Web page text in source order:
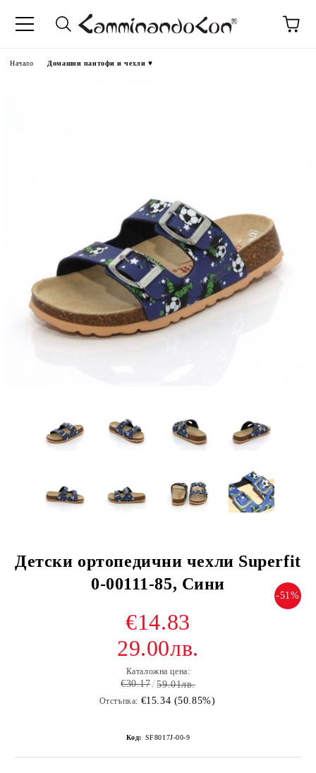
Начало Домашни пантофи и чехли ♥
Детски ортопедични чехли Superfit
0-00111-85, Сини
-51%
€14.83
29.00лв.
Каталожна цена:
€30.17 59.01лв.
Отстъпка: €15.34 (50.85%)
Код: SF8017J-00-9